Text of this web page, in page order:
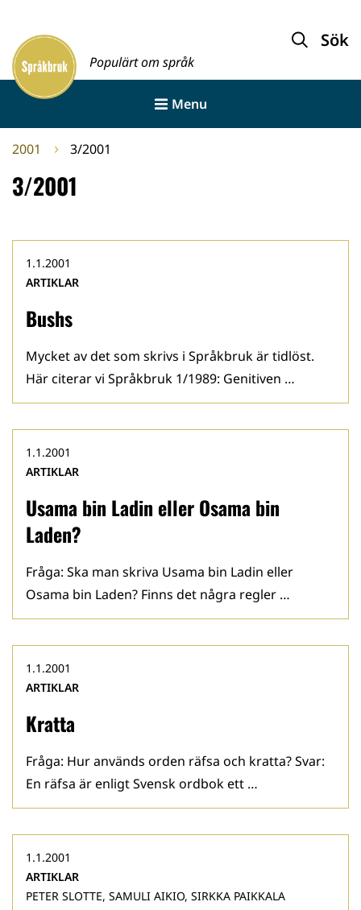
innehållet
Framsida
Populärt om språk
Sök
Menu
2001 3/2001
3/2001
Bushs
1.1.2001
ARTIKLAR
Mycket av det som skrivs i Språkbruk är tidlöst.
Här citerar vi Språkbruk 1/1989: Genitiven …
Usama bin Ladin eller Osama bin
Laden?
1.1.2001
ARTIKLAR
Fråga: Ska man skriva Usama bin Ladin eller
Osama bin Laden? Finns det några regler …
Kratta
1.1.2001
ARTIKLAR
Fråga: Hur används orden räfsa och kratta? Svar:
En räfsa är enligt Svensk ordbok ett …
1.1.2001
ARTIKLAR
PETER SLOTTE, SAMULI AIKIO, SIRKKA PAIKKALA